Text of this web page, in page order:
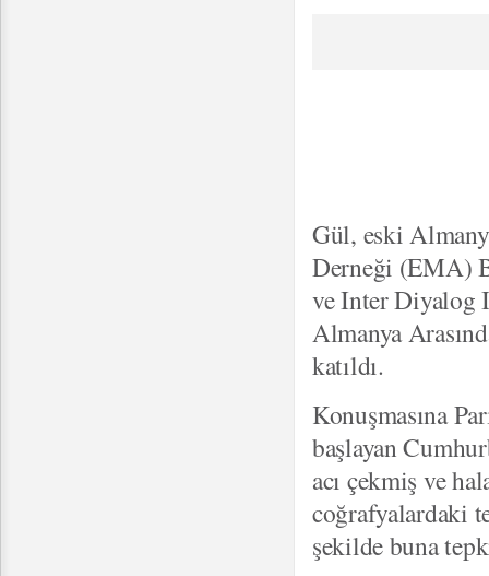
Gül, eski
Derneği (EMA)
ve Inter Diyalog
Almanya
katıldı.
Konuşmasına
başlayan
acı çekmiş ve
coğrafyalardaki
şekilde buna